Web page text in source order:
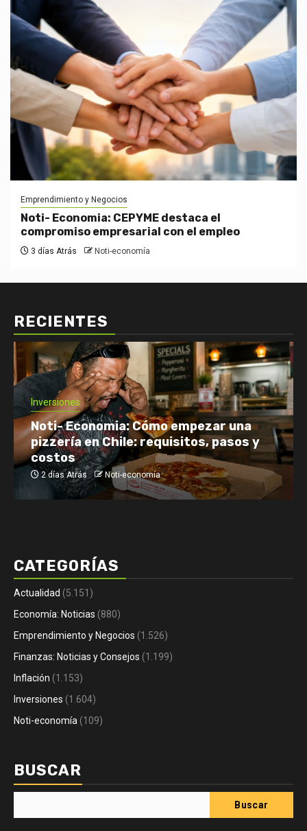
Emprendimiento y Negocios
Noti- Economia: CEPYME destaca el
compromiso empresarial con el empleo
3 días Atrás Noti-economía
RECIENTES
Inversiones
Noti- Economia: Cómo empezar una
pizzería en Chile: requisitos, pasos y
costos
2 días Atrás Noti-economía
CATEGORÍAS
Actualidad (5.151)
Economía: Noticias (880)
Emprendimiento y Negocios (1.526)
Finanzas: Noticias y Consejos (1.199)
Inflación (1.153)
Inversiones (1.604)
Noti-economía (109)
BUSCAR
Buscar